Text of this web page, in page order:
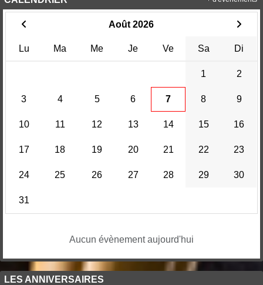
Août 2026
Lu Ma Me Je Ve Sa Di
1 2
3 4 5 6 7 8 9
10 11 12 13 14 15 16
17 18 19 20 21 22 23
24 25 26 27 28 29 30
31
Aucun évènement aujourd'hui
LES ANNIVERSAIRES